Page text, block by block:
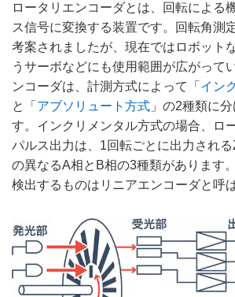
ロータリエンコーダとは、回転による
ス信号に変換する装置です。回転角測
考案されましたが、現在ではロボット
うサーボなどにも使用範囲が広がって
ンコーダは、計測方式によって「 イン
と「 アブソリュート方式 」の2種類に
す。インクリメンタル方式の場合、ロ
パルス出力は、1回転ごとに出力され
の異なるA相とB相の3種類があります
検出するものはリニアエンコーダと呼